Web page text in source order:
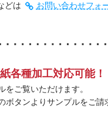
どは お問い合わせフォ
各種加工対応可能！
ご覧いただけます。
タンよりサンプルをご請